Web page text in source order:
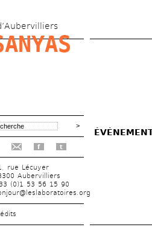
f t
rue Lécuyer
Aubervilliers
(0)1 53 56 15 90